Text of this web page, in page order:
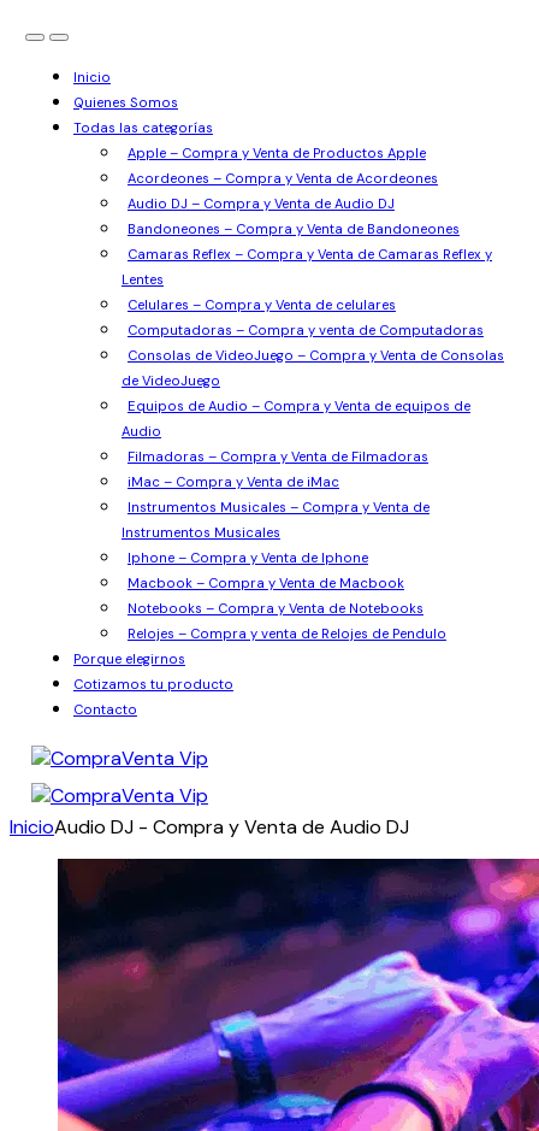
Inicio
Quienes Somos
Todas las categorías
Apple – Compra y Venta de Productos Apple
Acordeones – Compra y Venta de Acordeones
Audio DJ – Compra y Venta de Audio DJ
Bandoneones – Compra y Venta de Bandoneones
Camaras Reflex – Compra y Venta de Camaras Reflex y
Lentes
Celulares – Compra y Venta de celulares
Computadoras – Compra y venta de Computadoras
Consolas de VideoJuego – Compra y Venta de Consolas
de VideoJuego
Equipos de Audio – Compra y Venta de equipos de
Audio
Filmadoras – Compra y Venta de Filmadoras
iMac – Compra y Venta de iMac
Instrumentos Musicales – Compra y Venta de
Instrumentos Musicales
Iphone – Compra y Venta de Iphone
Macbook – Compra y Venta de Macbook
Notebooks – Compra y Venta de Notebooks
Relojes – Compra y venta de Relojes de Pendulo
Porque elegirnos
Cotizamos tu producto
Contacto
InicioAudio DJ - Compra y Venta de Audio DJ